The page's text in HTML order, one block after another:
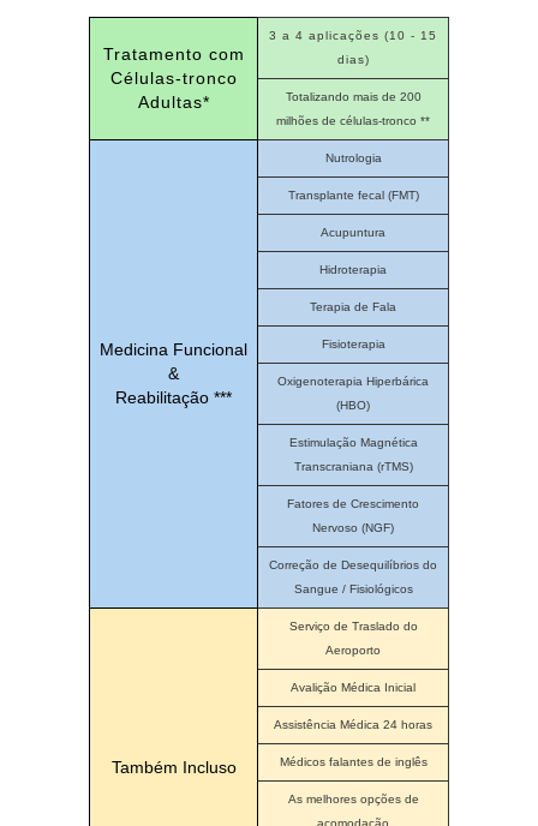
Tratamento com
Células-tronco
Adultas*
3 a 4 aplicações (10 - 15
dias)
Totalizando mais de 200
milhões de células-tronco **
Medicina Funcional
&
Reabilitação ***
Nutrologia
Transplante fecal (FMT)
Acupuntura
Hidroterapia
Terapia de Fala
Fisioterapia
Oxigenoterapia Hiperbárica
(HBO)
Estimulação Magnética
Transcraniana (rTMS)
Fatores de Crescimento
Nervoso (NGF)
Correção de Desequilíbrios do
Sangue / Fisiológicos
Também Incluso
Serviço de Traslado do
Aeroporto
Avalição Médica Inicial
Assistência Médica 24 horas
Médicos falantes de inglês
As melhores opções de
acomodação